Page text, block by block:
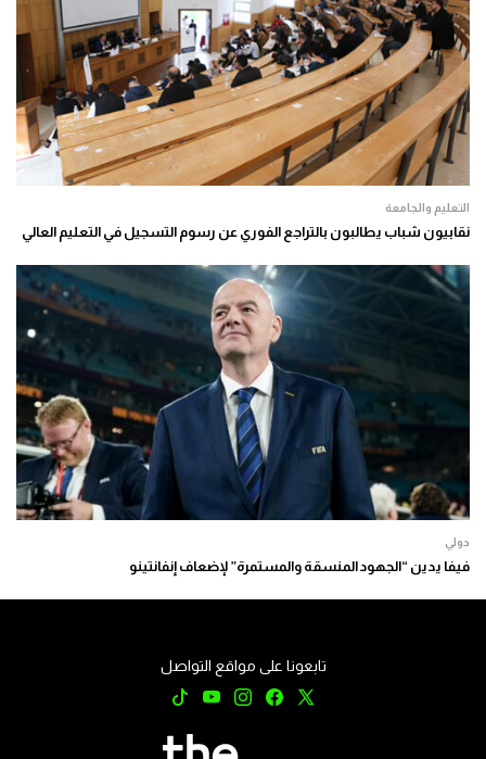
التعليم والجامعة
نقابيون شباب يطالبون بالتراجع الفوري عن رسوم التسجيل في التعليم العالي
دولي
فيفا يدين “الجهود المنسقة والمستمرة” لإضعاف إنفانتينو
تابعونا على مواقع التواصل